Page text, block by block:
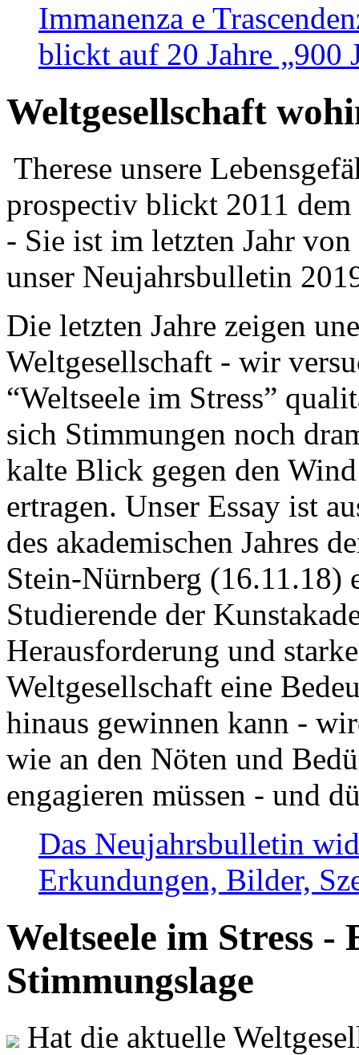
Immanenza e
blickt auf 20 Jahre „900
Weltgesellschaft
Therese unsere
prospectiv blickt 2011
- Sie ist im letzten Jahr
unser Neujahrsbulletin
Die letzten Jahre zeigen
Weltgesellschaft - wir
“Weltseele im Stress”
sich Stimmungen noch
kalte Blick gegen den
ertragen. Unser Essay ist
des akademischen Jahres
Stein-Nürnberg (16.11.18)
Studierende der
Herausforderung und
Weltgesellschaft eine
hinaus gewinnen kann -
wie an den Nöten und
engagieren müssen - und
Das Neujahrsbulletin
Erkundungen, Bilder,
Weltseele im Stress -
Stimmungslage
Hat die aktuelle